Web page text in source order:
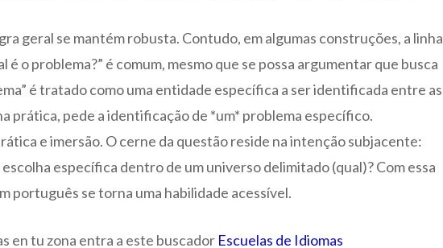
geral se mantém robusta. Contudo, em algumas construções, a linha
o problema?” é comum, mesmo que se possa argumentar que busca
é tratado como uma entidade específica a ser identificada entre as
prática, pede a identificação de *um* problema específico.
e imersão. O cerne da questão reside na intenção subjacente:
específica dentro de um universo delimitado (qual)? Com essa
português se torna uma habilidade acessível.
en tu zona entra a este buscador Escuelas de Idiomas